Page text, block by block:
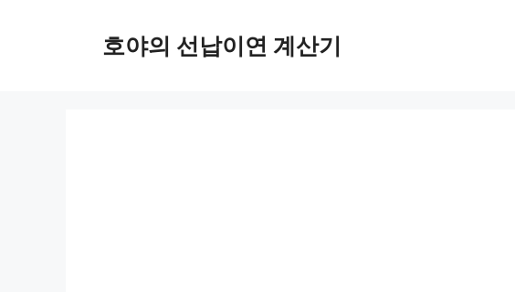
호야의 선납이연 계산기